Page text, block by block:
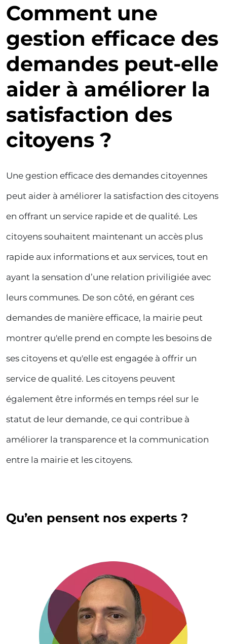
Comment une
gestion efficace des
demandes peut-elle
aider à améliorer la
satisfaction des
citoyens ?
Une gestion efficace des demandes citoyennes
peut aider à améliorer la satisfaction des citoyens
en offrant un service rapide et de qualité. Les
citoyens souhaitent maintenant un accès plus
rapide aux informations et aux services, tout en
ayant la sensation d’une relation priviligiée avec
leurs communes. De son côté, en gérant ces
demandes de manière efficace, la mairie peut
montrer qu'elle prend en compte les besoins de
ses citoyens et qu'elle est engagée à offrir un
service de qualité. Les citoyens peuvent
également être informés en temps réel sur le
statut de leur demande, ce qui contribue à
améliorer la transparence et la communication
entre la mairie et les citoyens.
Qu’en pensent nos experts ?